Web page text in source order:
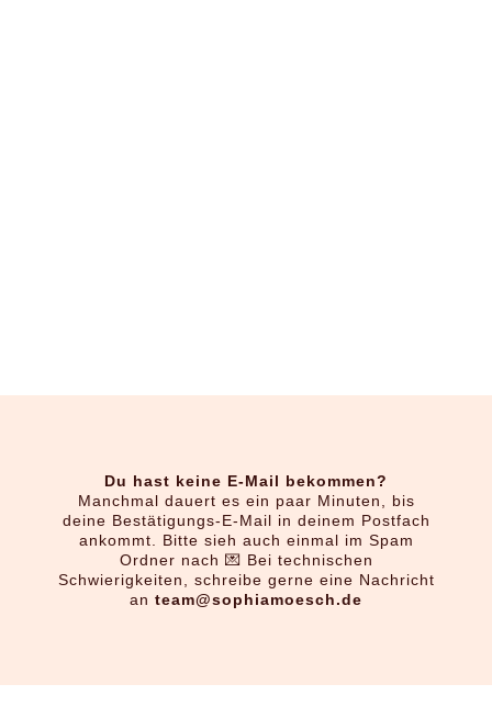
Du hast keine E-Mail bekommen?
Manchmal dauert es ein paar Minuten, bis
deine Bestätigungs-E-Mail in deinem Postfach
ankommt. Bitte sieh auch einmal im Spam
Ordner nach 💌 Bei technischen
Schwierigkeiten, schreibe gerne eine Nachricht
an team@sophiamoesch.de